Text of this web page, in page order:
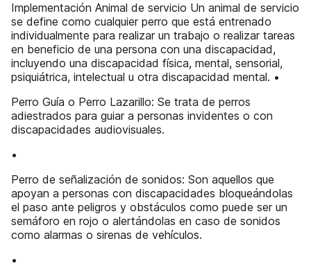
Implementación Animal de servicio Un animal de servicio
se define como cualquier perro que está entrenado
individualmente para realizar un trabajo o realizar tareas
en beneficio de una persona con una discapacidad,
incluyendo una discapacidad física, mental, sensorial,
psiquiátrica, intelectual u otra discapacidad mental. •
Perro Guía o Perro Lazarillo: Se trata de perros
adiestrados para guiar a personas invidentes o con
discapacidades audiovisuales.
•
Perro de señalización de sonidos: Son aquellos que
apoyan a personas con discapacidades bloqueándolas
el paso ante peligros y obstáculos como puede ser un
semáforo en rojo o alertándolas en caso de sonidos
como alarmas o sirenas de vehículos.
•